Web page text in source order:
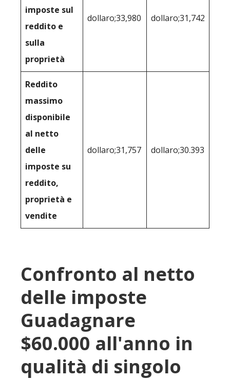
imposte sul
reddito e
sulla
proprietà
dollaro;33,980 dollaro;31,742
Reddito
massimo
disponibile
al netto
delle
imposte su
reddito,
proprietà e
vendite
dollaro;31,757 dollaro;30.393
Confronto al netto
delle imposte
Guadagnare
$60.000 all'anno in
qualità di singolo